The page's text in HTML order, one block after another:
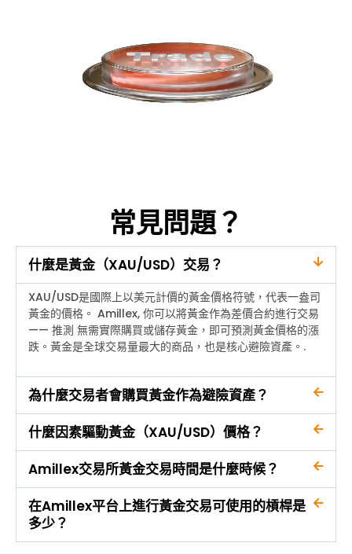
常見問題？
什麼是黃金（XAU/USD）交易？
XAU/USD是國際上以美元計價的黃金價格符號，代表一盎司
黃金的價格。 Amillex, 你可以將黃金作為差價合約進行交易
—— 推測 無需實際購買或儲存黃金，即可預測黃金價格的漲
跌。黃金是全球交易量最大的商品，也是核心避險資產。.
為什麼交易者會購買黃金作為避險資產？
什麼因素驅動黃金（XAU/USD）價格？
Amillex交易所黃金交易時間是什麼時候？
在Amillex平台上進行黃金交易可使用的槓桿是
多少？